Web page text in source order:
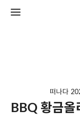
떠나다
BBQ 황금올